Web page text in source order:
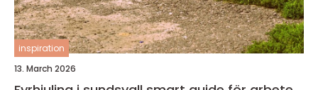
inspiration
13. March 2026